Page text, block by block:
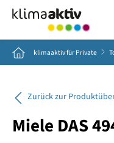
Home klimaaktiv für Private
Zurück zur
Miele DAS